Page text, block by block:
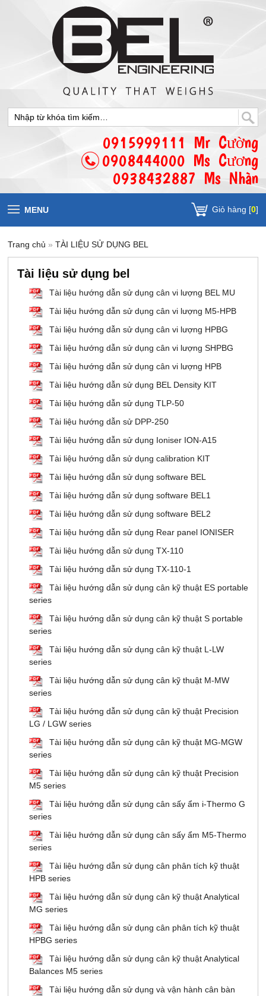
0915999111 Mr Cường
0908444000 Ms Cương
0938432887 Ms Nhàn
MENU Giỏ hàng [0]
Trang chủ »TÀI LIỆU SỬ DỤNG BEL
Tài liệu sử dụng bel
Tài liệu hướng dẫn sử dụng cân vi lượng BEL MU
Tài liệu hướng dẫn sử dụng cân vi lượng M5-HPB
Tài liệu hướng dẫn sử dụng cân vi lượng HPBG
Tài liệu hướng dẫn sử dụng cân vi lượng SHPBG
Tài liệu hướng dẫn sử dụng cân vi lượng HPB
Tài liệu hướng dẫn sử dụng BEL Density KIT
Tài liệu hướng dẫn sử dụng TLP-50
Tài liệu hướng dẫn sử DPP-250
Tài liệu hướng dẫn sử dụng Ioniser ION-A15
Tài liệu hướng dẫn sử dụng calibration KIT
Tài liệu hướng dẫn sử dụng software BEL
Tài liệu hướng dẫn sử dụng software BEL1
Tài liệu hướng dẫn sử dụng software BEL2
Tài liệu hướng dẫn sử dụng Rear panel IONISER
Tài liệu hướng dẫn sử dụng TX-110
Tài liệu hướng dẫn sử dụng TX-110-1
Tài liệu hướng dẫn sử dụng cân kỹ thuật ES portable
series
Tài liệu hướng dẫn sử dụng cân kỹ thuật S portable
series
Tài liệu hướng dẫn sử dụng cân kỹ thuật L-LW
series
Tài liệu hướng dẫn sử dụng cân kỹ thuật M-MW
series
Tài liệu hướng dẫn sử dụng cân kỹ thuật Precision
LG / LGW series
Tài liệu hướng dẫn sử dụng cân kỹ thuật MG-MGW
series
Tài liệu hướng dẫn sử dụng cân kỹ thuật Precision
M5 series
Tài liệu hướng dẫn sử dụng cân sấy ẩm i-Thermo G
series
Tài liệu hướng dẫn sử dụng cân sấy ẩm M5-Thermo
series
Tài liệu hướng dẫn sử dụng cân phân tích kỹ thuật
HPB series
Tài liệu hướng dẫn sử dụng cân kỹ thuật Analytical
MG series
Tài liệu hướng dẫn sử dụng cân phân tích kỹ thuật
HPBG series
Tài liệu hướng dẫn sử dụng cân kỹ thuật Analytical
Balances M5 series
Tài liệu hướng dẫn sử dụng và vận hành cân bàn